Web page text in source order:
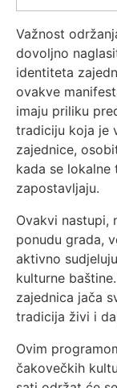
Važnost
dovoljno
identiteta
ovakve
imaju priliku
tradiciju koja je
zajednice,
kada se
zapostavljaju.
Ovakvi nastupi,
ponudu grada,
aktivno
kulturne
zajednica jača
tradicija živi i
Ovim
čakovečkih